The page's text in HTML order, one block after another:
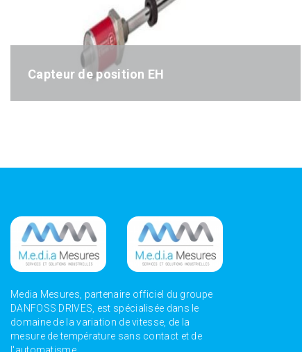
Capteur de position EH
Media Mesures, partenaire officiel du groupe
DANFOSS DRIVES, est spécialisée dans le
domaine de la variation de vitesse, de la
mesure de température sans contact et de